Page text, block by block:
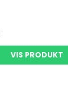
VIS PRODUKT